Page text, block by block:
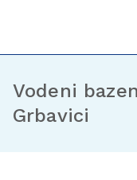
Vodeni
Grbavici